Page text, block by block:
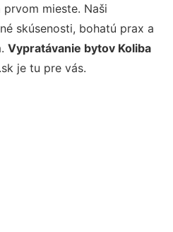
mieste. Naši
skúsenosti, bohatú prax a
Vypratávanie bytov Koliba
je tu pre vás.